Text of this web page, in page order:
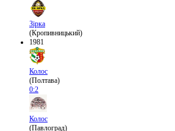
Зірка
(Кропивницький)
1981
Колос
(Полтава)
0:2
Колос
(Павлоград)